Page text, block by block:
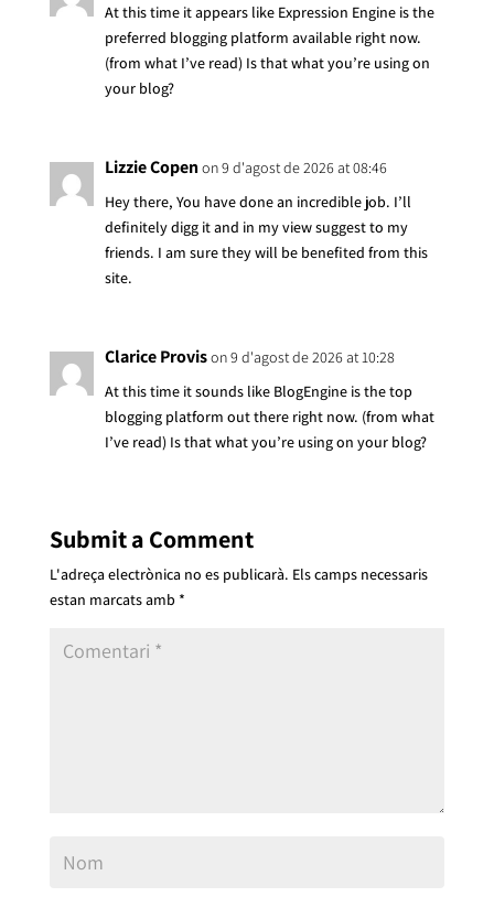
At this time it appears like Expression Engine is the
preferred blogging platform available right now.
(from what I’ve read) Is that what you’re using on
your blog?
Lizzie Copenon 9 d'agost de 2026 at 08:46
Hey there, You have done an incredible job. I’ll
definitely digg it and in my view suggest to my
friends. I am sure they will be benefited from this
site.
Clarice Provison 9 d'agost de 2026 at 10:28
At this time it sounds like BlogEngine is the top
blogging platform out there right now. (from what
I’ve read) Is that what you’re using on your blog?
Submit a Comment
L'adreça electrònica no es publicarà. Els camps necessaris
estan marcats amb *